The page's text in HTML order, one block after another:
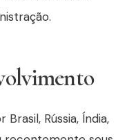
Rússia, Índia,